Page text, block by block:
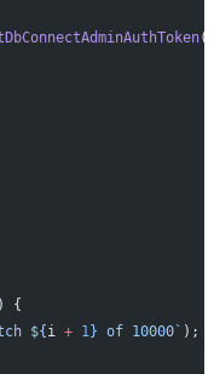
{
${i + 1} of 10000` );